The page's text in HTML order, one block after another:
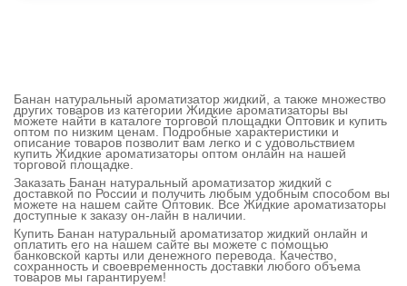
Банан натуральный ароматизатор жидкий, а также множество
других товаров из категории Жидкие ароматизаторы вы
можете найти в каталоге торговой площадки Оптовик и купить
оптом по низким ценам. Подробные характеристики и
описание товаров позволит вам легко и с удовольствием
купить Жидкие ароматизаторы оптом онлайн на нашей
торговой площадке.
Заказать Банан натуральный ароматизатор жидкий с
доставкой по России и получить любым удобным способом вы
можете на нашем сайте Оптовик. Все Жидкие ароматизаторы
доступные к заказу он-лайн в наличии.
Купить Банан натуральный ароматизатор жидкий онлайн и
оплатить его на нашем сайте вы можете с помощью
банковской карты или денежного перевода. Качество,
сохранность и своевременность доставки любого объема
товаров мы гарантируем!